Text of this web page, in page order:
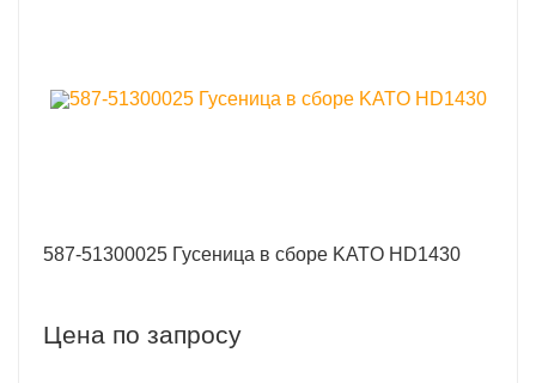
587-51300025 Гусеница в сборе KATO HD1430
Цена по запросу